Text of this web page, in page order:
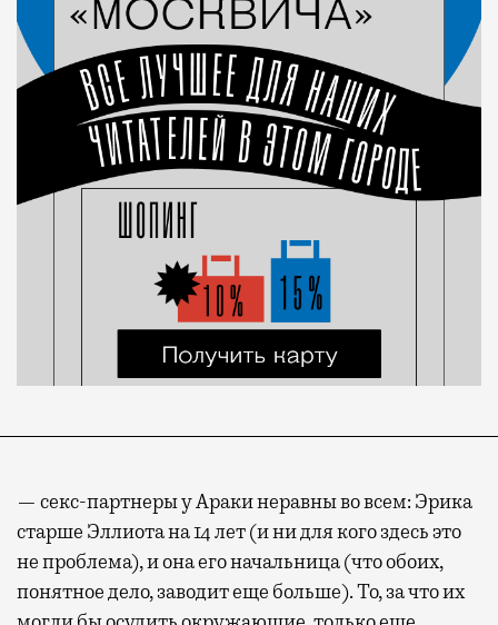
— секс-партнеры у Араки неравны во всем: Эрика
старше Эллиота на 14 лет (и ни для кого здесь это
не проблема), и она его начальница (что обоих,
понятное дело, заводит еще больше). То, за что их